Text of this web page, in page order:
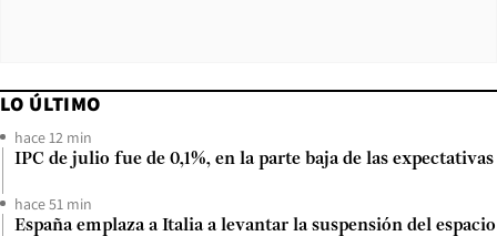
LO ÚLTIMO
hace 12 min
IPC de julio fue de 0,1%, en la parte baja de las expectativas
hace 51 min
España emplaza a Italia a levantar la suspensión del espacio